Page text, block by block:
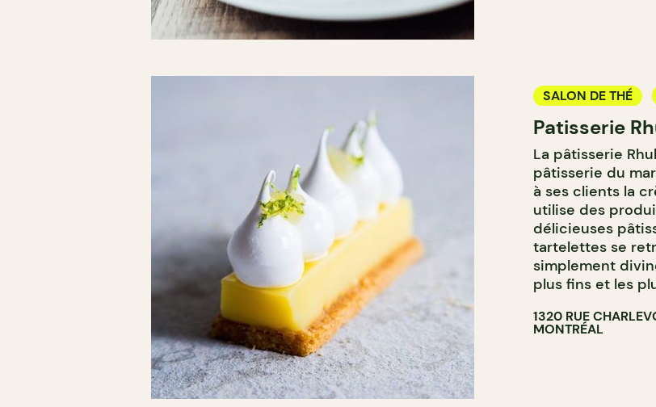
SALON DE THÉ
COMPTOIR
Patisserie
La pâtisserie
pâtisserie du
à ses clients la
utilise des
délicieuses
tartelettes se
simplement
plus fins et les
1320 RUE
MONTRÉAL